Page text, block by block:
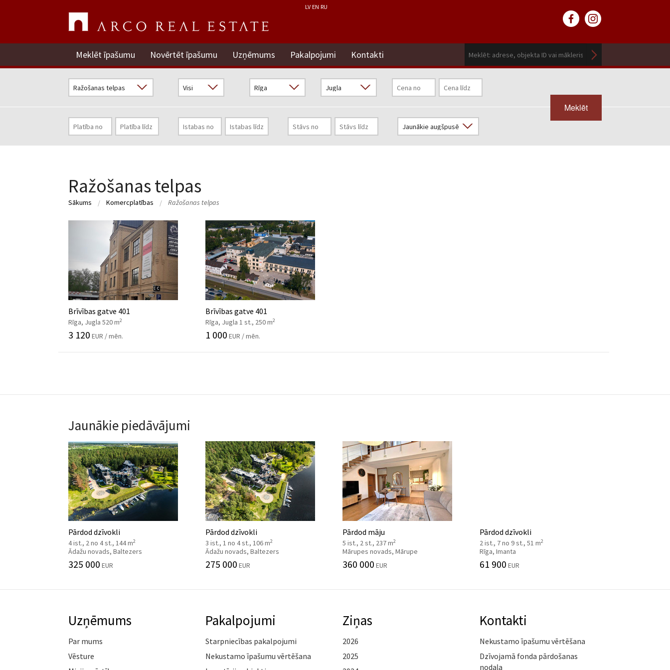
LV EN RU
Meklēt īpašumu Novērtēt īpašumu Uzņēmums Pakalpojumi Kontakti
Meklēt
Ražošanas telpas
Sākums Komercplatības Ražošanas telpas
Brīvības gatve 401
Rīga, Jugla 520 m2
3 120 EUR / mēn.
Brīvības gatve 401
Rīga, Jugla 1 st., 250 m2
1 000 EUR / mēn.
Jaunākie piedāvājumi
Pārdod dzīvokli
4 ist., 2 no 4 st., 144 m2
Ādažu novads, Baltezers
325 000 EUR
Pārdod dzīvokli
3 ist., 1 no 4 st., 106 m2
Ādažu novads, Baltezers
275 000 EUR
Pārdod māju
5 ist., 2 st., 237 m2
Mārupes novads, Mārupe
360 000 EUR
Pārdod dzīvokli
2 ist., 7 no 9 st., 51 m2
Rīga, Imanta
61 900 EUR
Uzņēmums
Par mums
Vēsture
Pakalpojumi
Starpniecības pakalpojumi
Nekustamo īpašumu vērtēšana
Ziņas
2026
2025
Kontakti
Nekustamo īpašumu vērtēšana
Dzīvojamā fonda pārdošanas
nodaļa